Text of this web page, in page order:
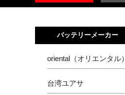
バッテリーメーカー
oriental（オリエンタル）
台湾ユアサ